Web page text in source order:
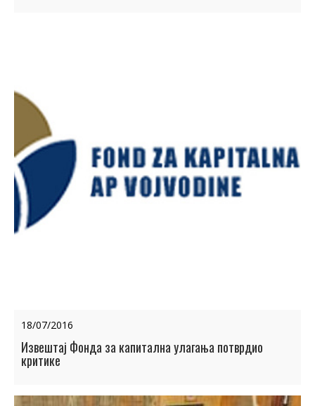
18/07/2016
Извештај Фонда за капитална улагања потврдио
критике